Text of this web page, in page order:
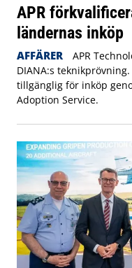
APR
ländernas inköp
AFFÄRER
APR
DIANA:s
tillgänglig för inköp
Adoption Service.